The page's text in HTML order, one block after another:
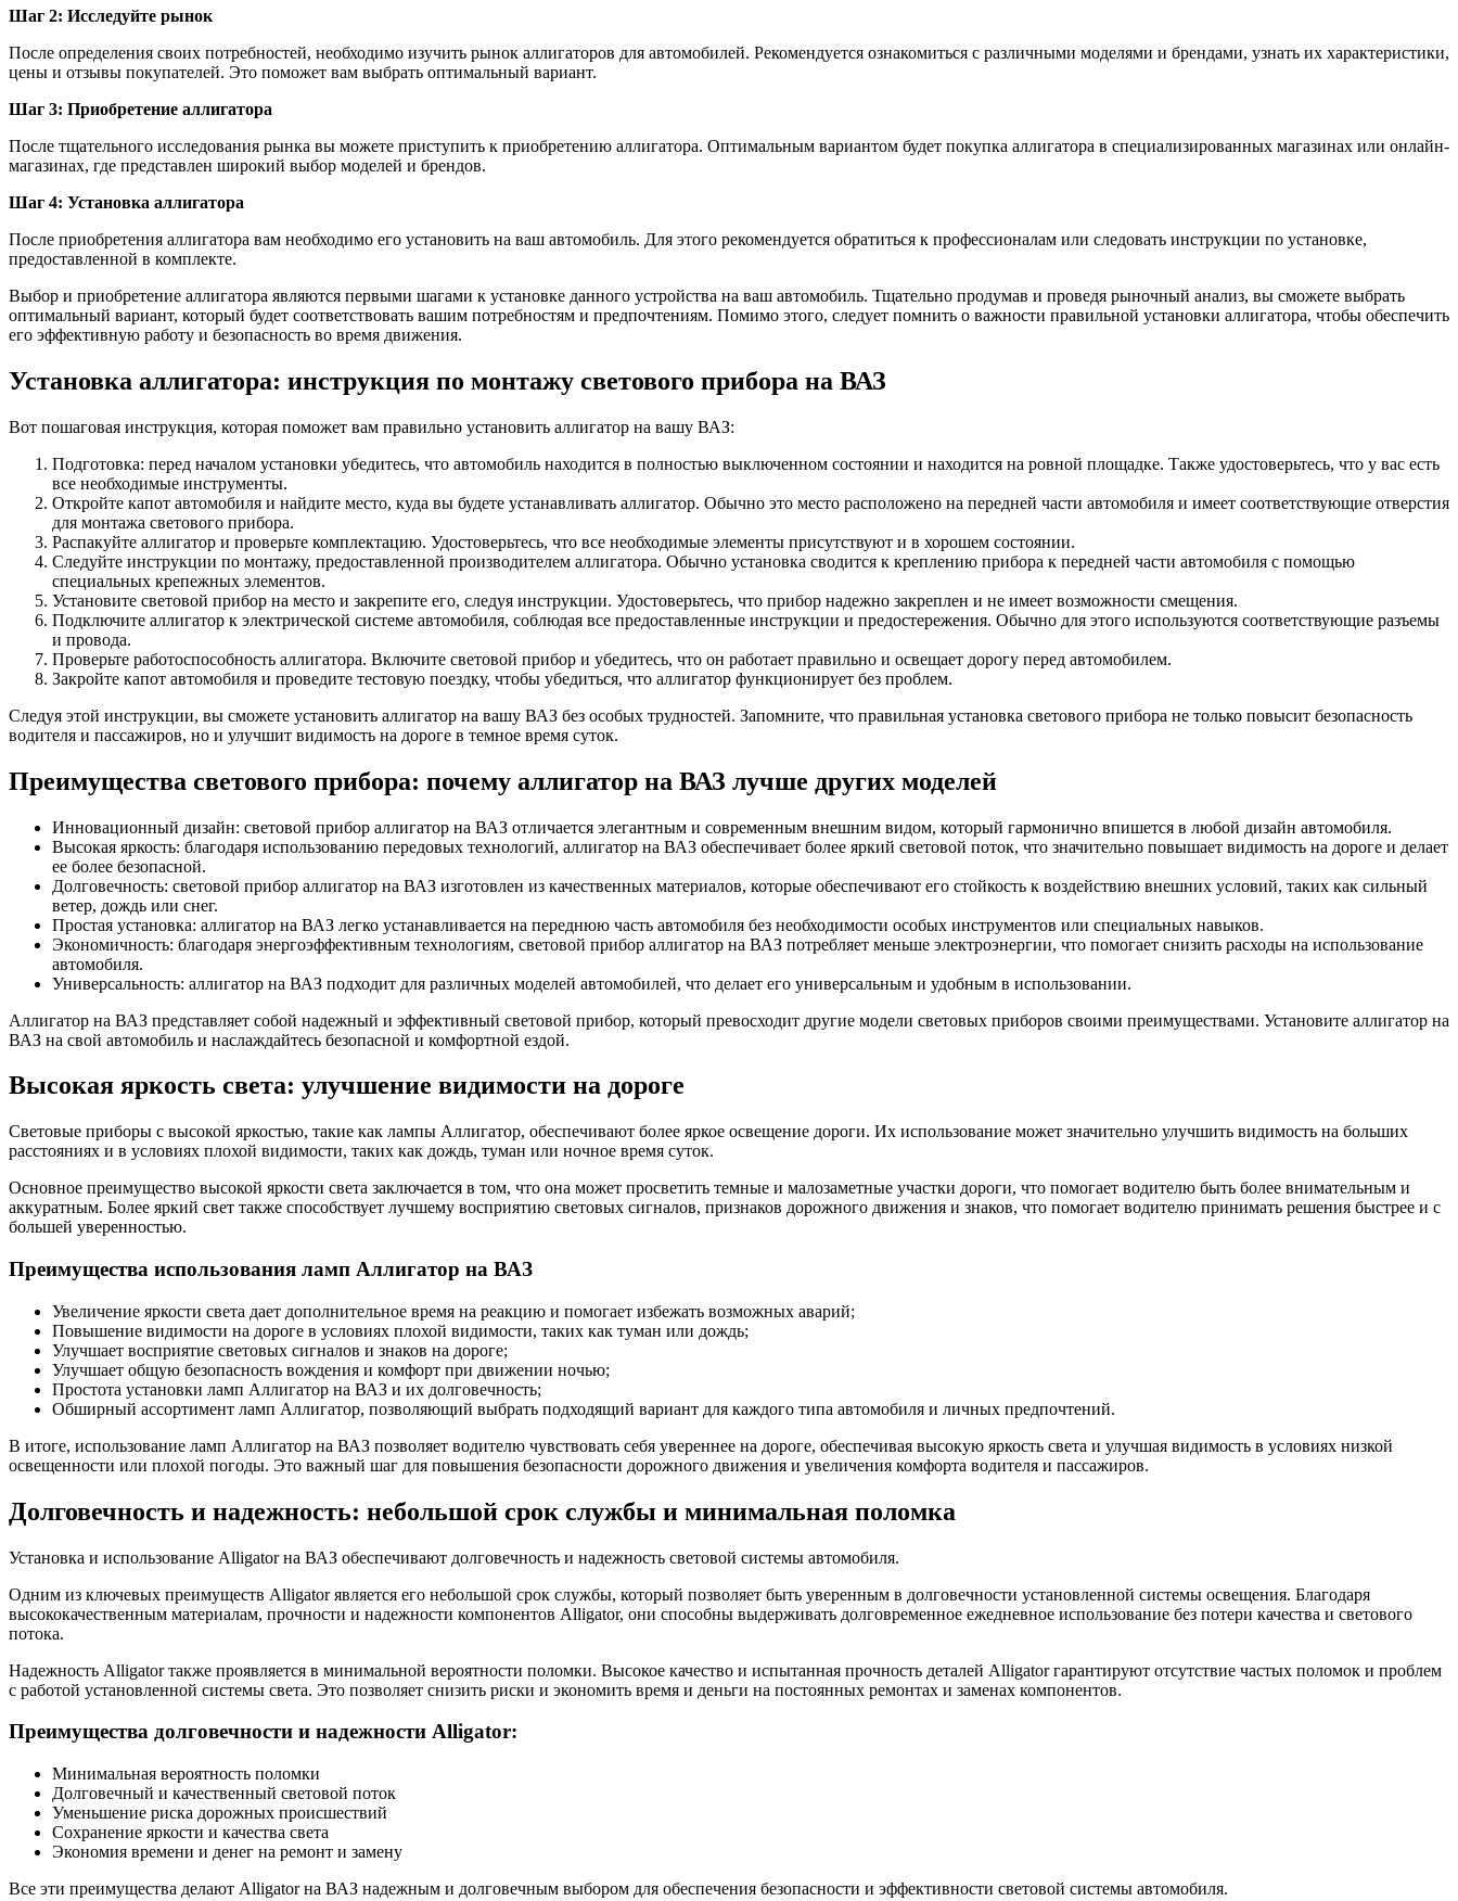
Шаг 2: Исследуйте рынок
После определения своих потребностей, необходимо изучить рынок аллигаторов для автомобилей. Рекомендуется ознакомиться с различными моделями и брендами, узнать их характеристики,
цены и отзывы покупателей. Это поможет вам выбрать оптимальный вариант.
Шаг 3: Приобретение аллигатора
После тщательного исследования рынка вы можете приступить к приобретению аллигатора. Оптимальным вариантом будет покупка аллигатора в специализированных магазинах или онлайн-
магазинах, где представлен широкий выбор моделей и брендов.
Шаг 4: Установка аллигатора
После приобретения аллигатора вам необходимо его установить на ваш автомобиль. Для этого рекомендуется обратиться к профессионалам или следовать инструкции по установке,
предоставленной в комплекте.
Выбор и приобретение аллигатора являются первыми шагами к установке данного устройства на ваш автомобиль. Тщательно продумав и проведя рыночный анализ, вы сможете выбрать
оптимальный вариант, который будет соответствовать вашим потребностям и предпочтениям. Помимо этого, следует помнить о важности правильной установки аллигатора, чтобы обеспечить
его эффективную работу и безопасность во время движения.
Установка аллигатора: инструкция по монтажу светового прибора на ВАЗ
Вот пошаговая инструкция, которая поможет вам правильно установить аллигатор на вашу ВАЗ:
Подготовка: перед началом установки убедитесь, что автомобиль находится в полностью выключенном состоянии и находится на ровной площадке. Также удостоверьтесь, что у вас есть
все необходимые инструменты.
Откройте капот автомобиля и найдите место, куда вы будете устанавливать аллигатор. Обычно это место расположено на передней части автомобиля и имеет соответствующие отверстия
для монтажа светового прибора.
Распакуйте аллигатор и проверьте комплектацию. Удостоверьтесь, что все необходимые элементы присутствуют и в хорошем состоянии.
Следуйте инструкции по монтажу, предоставленной производителем аллигатора. Обычно установка сводится к креплению прибора к передней части автомобиля с помощью
специальных крепежных элементов.
Установите световой прибор на место и закрепите его, следуя инструкции. Удостоверьтесь, что прибор надежно закреплен и не имеет возможности смещения.
Подключите аллигатор к электрической системе автомобиля, соблюдая все предоставленные инструкции и предостережения. Обычно для этого используются соответствующие разъемы
и провода.
Проверьте работоспособность аллигатора. Включите световой прибор и убедитесь, что он работает правильно и освещает дорогу перед автомобилем.
Закройте капот автомобиля и проведите тестовую поездку, чтобы убедиться, что аллигатор функционирует без проблем.
Следуя этой инструкции, вы сможете установить аллигатор на вашу ВАЗ без особых трудностей. Запомните, что правильная установка светового прибора не только повысит безопасность
водителя и пассажиров, но и улучшит видимость на дороге в темное время суток.
Преимущества светового прибора: почему аллигатор на ВАЗ лучше других моделей
Инновационный дизайн: световой прибор аллигатор на ВАЗ отличается элегантным и современным внешним видом, который гармонично впишется в любой дизайн автомобиля.
Высокая яркость: благодаря использованию передовых технологий, аллигатор на ВАЗ обеспечивает более яркий световой поток, что значительно повышает видимость на дороге и делает
ее более безопасной.
Долговечность: световой прибор аллигатор на ВАЗ изготовлен из качественных материалов, которые обеспечивают его стойкость к воздействию внешних условий, таких как сильный
ветер, дождь или снег.
Простая установка: аллигатор на ВАЗ легко устанавливается на переднюю часть автомобиля без необходимости особых инструментов или специальных навыков.
Экономичность: благодаря энергоэффективным технологиям, световой прибор аллигатор на ВАЗ потребляет меньше электроэнергии, что помогает снизить расходы на использование
автомобиля.
Универсальность: аллигатор на ВАЗ подходит для различных моделей автомобилей, что делает его универсальным и удобным в использовании.
Аллигатор на ВАЗ представляет собой надежный и эффективный световой прибор, который превосходит другие модели световых приборов своими преимуществами. Установите аллигатор на
ВАЗ на свой автомобиль и наслаждайтесь безопасной и комфортной ездой.
Высокая яркость света: улучшение видимости на дороге
Световые приборы с высокой яркостью, такие как лампы Аллигатор, обеспечивают более яркое освещение дороги. Их использование может значительно улучшить видимость на больших
расстояниях и в условиях плохой видимости, таких как дождь, туман или ночное время суток.
Основное преимущество высокой яркости света заключается в том, что она может просветить темные и малозаметные участки дороги, что помогает водителю быть более внимательным и
аккуратным. Более яркий свет также способствует лучшему восприятию световых сигналов, признаков дорожного движения и знаков, что помогает водителю принимать решения быстрее и с
большей уверенностью.
Преимущества использования ламп Аллигатор на ВАЗ
Увеличение яркости света дает дополнительное время на реакцию и помогает избежать возможных аварий;
Повышение видимости на дороге в условиях плохой видимости, таких как туман или дождь;
Улучшает восприятие световых сигналов и знаков на дороге;
Улучшает общую безопасность вождения и комфорт при движении ночью;
Простота установки ламп Аллигатор на ВАЗ и их долговечность;
Обширный ассортимент ламп Аллигатор, позволяющий выбрать подходящий вариант для каждого типа автомобиля и личных предпочтений.
В итоге, использование ламп Аллигатор на ВАЗ позволяет водителю чувствовать себя увереннее на дороге, обеспечивая высокую яркость света и улучшая видимость в условиях низкой
освещенности или плохой погоды. Это важный шаг для повышения безопасности дорожного движения и увеличения комфорта водителя и пассажиров.
Долговечность и надежность: небольшой срок службы и минимальная поломка
Установка и использование Alligator на ВАЗ обеспечивают долговечность и надежность световой системы автомобиля.
Одним из ключевых преимуществ Alligator является его небольшой срок службы, который позволяет быть уверенным в долговечности установленной системы освещения. Благодаря
высококачественным материалам, прочности и надежности компонентов Alligator, они способны выдерживать долговременное ежедневное использование без потери качества и светового
потока.
Надежность Alligator также проявляется в минимальной вероятности поломки. Высокое качество и испытанная прочность деталей Alligator гарантируют отсутствие частых поломок и проблем
с работой установленной системы света. Это позволяет снизить риски и экономить время и деньги на постоянных ремонтах и заменах компонентов.
Преимущества долговечности и надежности Alligator:
Минимальная вероятность поломки
Долговечный и качественный световой поток
Уменьшение риска дорожных происшествий
Сохранение яркости и качества света
Экономия времени и денег на ремонт и замену
Все эти преимущества делают Alligator на ВАЗ надежным и долговечным выбором для обеспечения безопасности и эффективности световой системы автомобиля.